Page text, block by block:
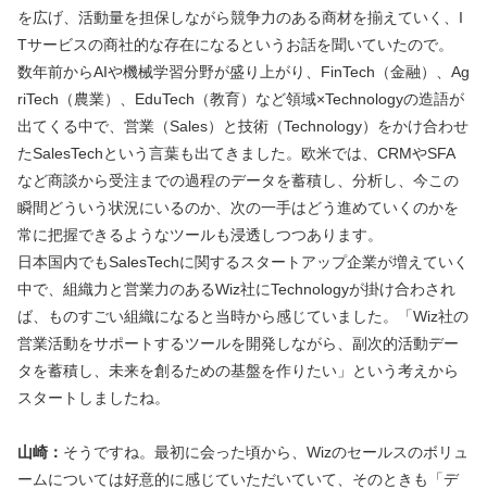
を広げ、活動量を担保しながら競争力のある商材を揃えていく、I
Tサービスの商社的な存在になるというお話を聞いていたので。
数年前からAIや機械学習分野が盛り上がり、FinTech（金融）、Ag
riTech（農業）、EduTech（教育）など領域×Technologyの造語が
出てくる中で、営業（Sales）と技術（Technology）をかけ合わせ
たSalesTechという言葉も出てきました。欧米では、CRMやSFA
など商談から受注までの過程のデータを蓄積し、分析し、今この
瞬間どういう状況にいるのか、次の一手はどう進めていくのかを
常に把握できるようなツールも浸透しつつあります。
日本国内でもSalesTechに関するスタートアップ企業が増えていく
中で、組織力と営業力のあるWiz社にTechnologyが掛け合わされ
ば、ものすごい組織になると当時から感じていました。「Wiz社の
営業活動をサポートするツールを開発しながら、副次的活動デー
タを蓄積し、未来を創るための基盤を作りたい」という考えから
スタートしましたね。
山崎： そうですね。最初に会った頃から、Wizのセールスのボリュ
ームについては好意的に感じていただいていて、そのときも「デ